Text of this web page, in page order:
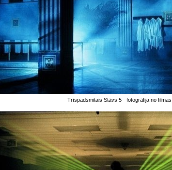
Trīspadsmitais Stāvs 5 - fotogrāfija no filmas